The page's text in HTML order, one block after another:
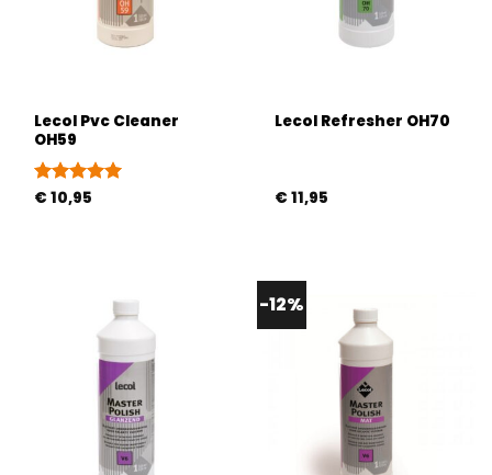
Lecol Pvc Cleaner
OH59
Gewaardeerd
€ 10,95
Lecol Refresher OH70
€ 11,95
-12%